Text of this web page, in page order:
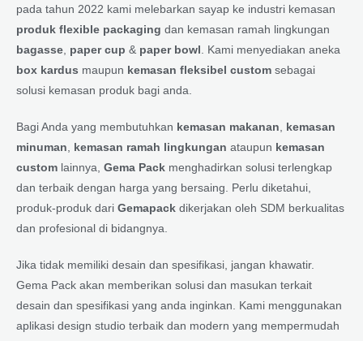
pada tahun 2022 kami melebarkan sayap ke industri kemasan
produk flexible packaging dan kemasan ramah lingkungan
bagasse, paper cup & paper bowl. Kami menyediakan aneka
box kardus maupun kemasan fleksibel custom sebagai
solusi kemasan produk bagi anda.
Bagi Anda yang membutuhkan kemasan makanan, kemasan
minuman, kemasan ramah lingkungan ataupun kemasan
custom lainnya, Gema Pack menghadirkan solusi terlengkap
dan terbaik dengan harga yang bersaing. Perlu diketahui,
produk-produk dari Gemapack dikerjakan oleh SDM berkualitas
dan profesional di bidangnya.
Jika tidak memiliki desain dan spesifikasi, jangan khawatir.
Gema Pack akan memberikan solusi dan masukan terkait
desain dan spesifikasi yang anda inginkan. Kami menggunakan
aplikasi design studio terbaik dan modern yang mempermudah